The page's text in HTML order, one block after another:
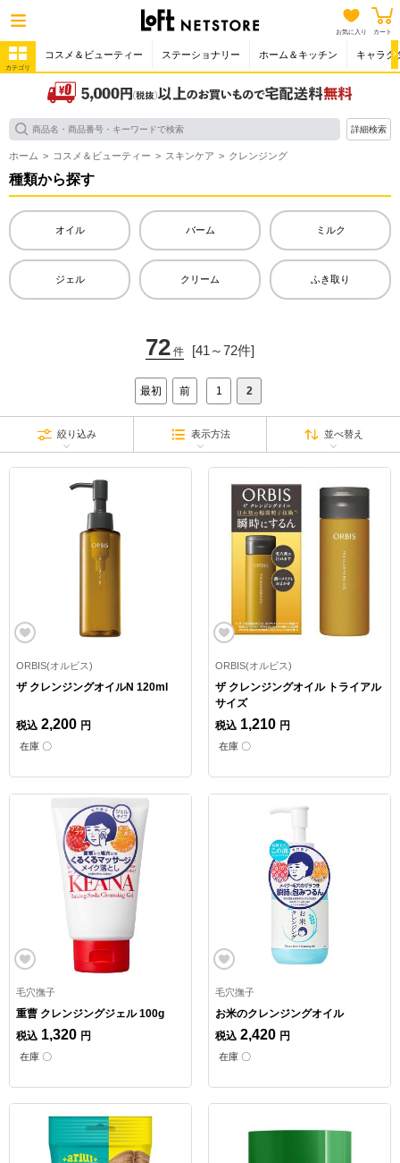
お気に入り カート
カテゴリ
コスメ＆ビューティー ステーショナリー ホーム＆キッチン キャラク
詳細検索
ホーム コスメ＆ビューティー スキンケア クレンジング
種類から探す
オイル バーム ミルク
ジェル クリーム ふき取り
72 件 [41～72件]
最初 前 1 2
絞り込み 表示方法 並べ替え
ORBIS(オルビス)
ザ クレンジングオイルN 120ml
税込 2,200 円
在庫 〇
ORBIS(オルビス)
ザ クレンジングオイル トライアル
サイズ
税込 1,210 円
在庫 〇
毛穴撫子
重曹 クレンジングジェル 100g
税込 1,320 円
在庫 〇
毛穴撫子
お米のクレンジングオイル
税込 2,420 円
在庫 〇